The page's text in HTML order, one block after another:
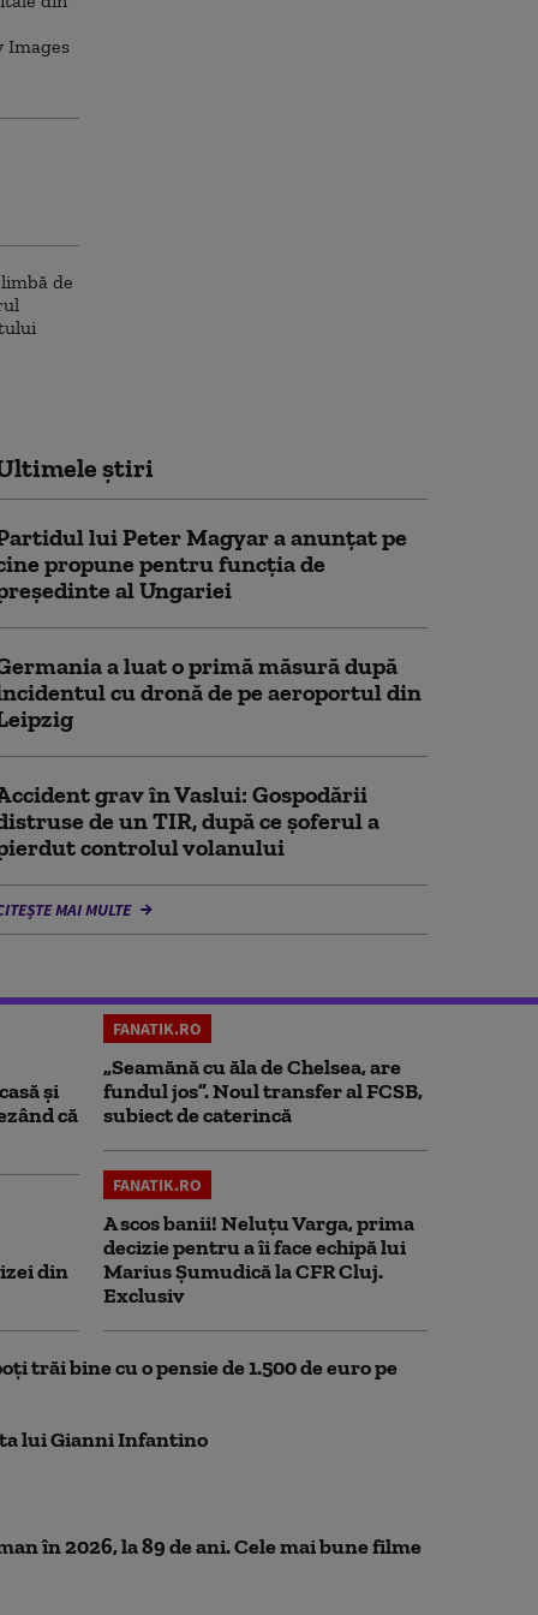
știri
lui Peter Magyar a anunțat pe
propune pentru funcția de
al Ungariei
a luat o primă măsură după
cu dronă de pe aeroportul din
grav în Vaslui: Gospodării
de un TIR, după ce șoferul a
controlul volanului
MAI MULTE
și
că
FANATIK.RO
„Seamănă cu ăla de Chelsea, are
fundul jos”. Noul transfer al FCSB,
subiect de caterincă
din
FANATIK.RO
A scos banii! Neluțu Varga, prima
decizie pentru a îi face echipă lui
Marius Șumudică la CFR Cluj.
Exclusiv
trăi bine cu o pensie de 1.500 de euro pe
lui Gianni Infantino
în 2026, la 89 de ani. Cele mai bune filme